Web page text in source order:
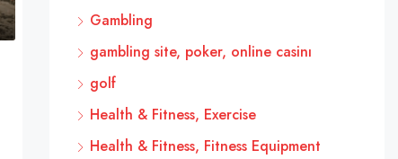
Gambling
gambling site, poker, online casinı
golf
Health & Fitness, Exercise
Health & Fitness, Fitness Equipment